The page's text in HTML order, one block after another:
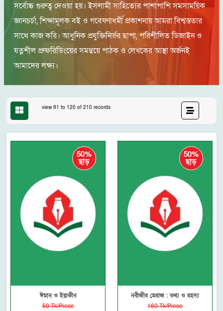
সর্বোচ্চ গুরুত্ব দেওয়া হয়। ইসলামী সাহিত্যের পাশাপাশি সমসাময়িক
জ্ঞানচর্চা, শিক্ষামূলক বই ও গবেষণাধর্মী প্রকাশনায় আমরা বিশ্বস্ততার
সাথে কাজ করি। আধুনিক প্রযুক্তিনির্ভর ছাপা, পরিশীলিত ডিজাইন ও
যত্নশীল প্রুফরিডিংয়ের সমন্বয়ে পাঠক ও লেখকের আস্থা অর্জনই
আমাদের লক্ষ্য।
view 81 to 120 of 210 records
50%
ছাড়
ঈমান ও ইয়াকীন
50 Tk/Piece
50%
ছাড়
নবীজীর মেরাজ : তথ্য ও রহস্য
160 Tk/Piece